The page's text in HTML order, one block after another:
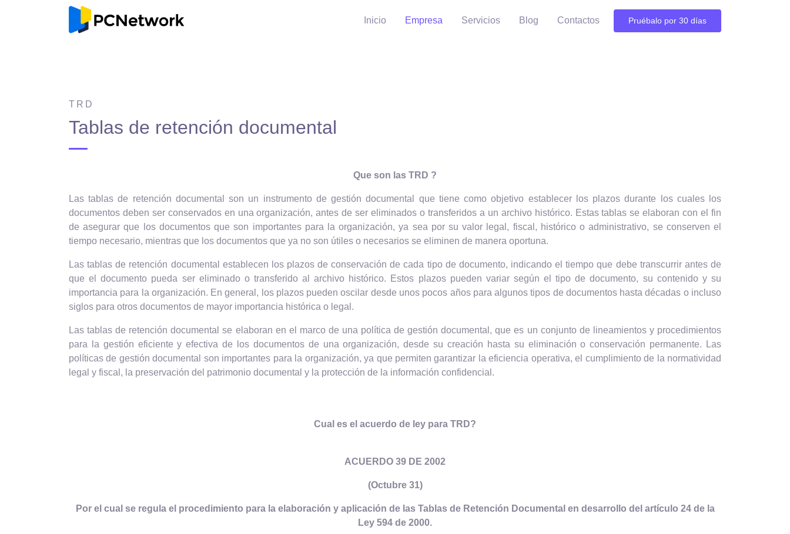
Inicio Empresa Servicios Blog Contactos Pruébalo por 30 días
TRD
Tablas de retención documental
Que son las TRD ?
Las tablas de retención documental son un instrumento de gestión documental que tiene como objetivo establecer los plazos durante los cuales los
documentos deben ser conservados en una organización, antes de ser eliminados o transferidos a un archivo histórico. Estas tablas se elaboran con el fin
de asegurar que los documentos que son importantes para la organización, ya sea por su valor legal, fiscal, histórico o administrativo, se conserven el
tiempo necesario, mientras que los documentos que ya no son útiles o necesarios se eliminen de manera oportuna.
Las tablas de retención documental establecen los plazos de conservación de cada tipo de documento, indicando el tiempo que debe transcurrir antes de
que el documento pueda ser eliminado o transferido al archivo histórico. Estos plazos pueden variar según el tipo de documento, su contenido y su
importancia para la organización. En general, los plazos pueden oscilar desde unos pocos años para algunos tipos de documentos hasta décadas o incluso
siglos para otros documentos de mayor importancia histórica o legal.
Las tablas de retención documental se elaboran en el marco de una política de gestión documental, que es un conjunto de lineamientos y procedimientos
para la gestión eficiente y efectiva de los documentos de una organización, desde su creación hasta su eliminación o conservación permanente. Las
políticas de gestión documental son importantes para la organización, ya que permiten garantizar la eficiencia operativa, el cumplimiento de la normatividad
legal y fiscal, la preservación del patrimonio documental y la protección de la información confidencial.
Cual es el acuerdo de ley para TRD?
ACUERDO 39 DE 2002
(Octubre 31)
Por el cual se regula el procedimiento para la elaboración y aplicación de las Tablas de Retención Documental en desarrollo del artículo 24 de la
Ley 594 de 2000.